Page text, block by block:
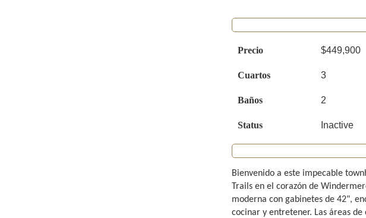
Precio $449,900
Cuartos 3
Baños 2
Status Inactive
Bienvenido a este impecable
Trails en el corazón de
moderna con gabinetes de 42",
cocinar y entretener. Las áreas